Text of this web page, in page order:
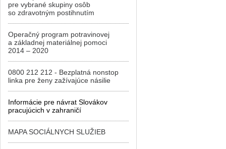
pre vybrané skupiny osôb
so zdravotným postihnutím
Operačný program potravinovej
a základnej materiálnej pomoci
2014 – 2020
0800 212 212 - Bezplatná nonstop
linka pre ženy zažívajúce násilie
Informácie pre návrat Slovákov
pracujúcich v zahraničí
MAPA SOCIÁLNYCH SLUŽIEB